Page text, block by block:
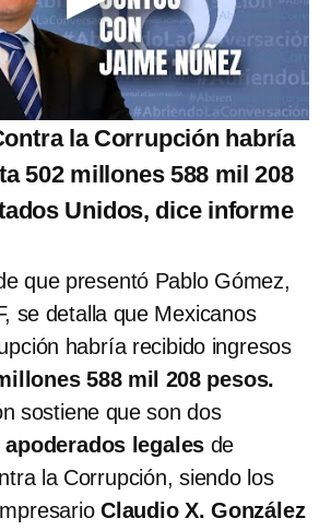
la Corrupción habría
502 millones 588 mil 208
Unidos, dice informe
que presentó Pablo Gómez,
se detalla que Mexicanos
habría recibido ingresos
588 mil 208 pesos.
sostiene que son dos
apoderados legales de
la Corrupción, siendo los
Claudio X. González